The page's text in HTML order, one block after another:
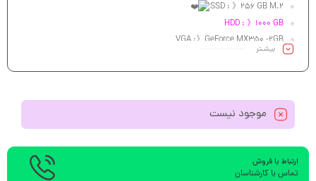
SSD : 》256 GB M.2
HDD : 》1000 GB
VGA :》GeForce MX350 -2GB
Led : 》 15.6″FHD
بیشـتر
موجود نیست
ارتباط با فروش
تماس با کارشناسان